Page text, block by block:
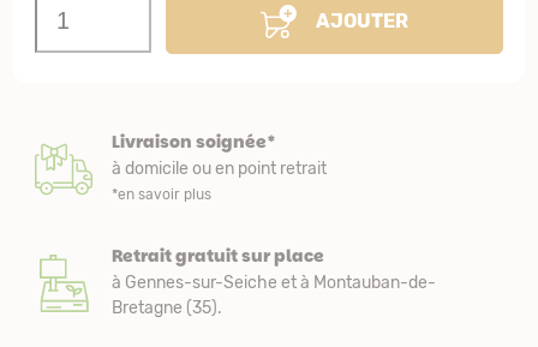
AJOUTER
Livraison soignée*
à domicile ou en point retrait
*en savoir plus
Retrait gratuit sur place
à Gennes-sur-Seiche et à Montauban-de-
Bretagne (35).